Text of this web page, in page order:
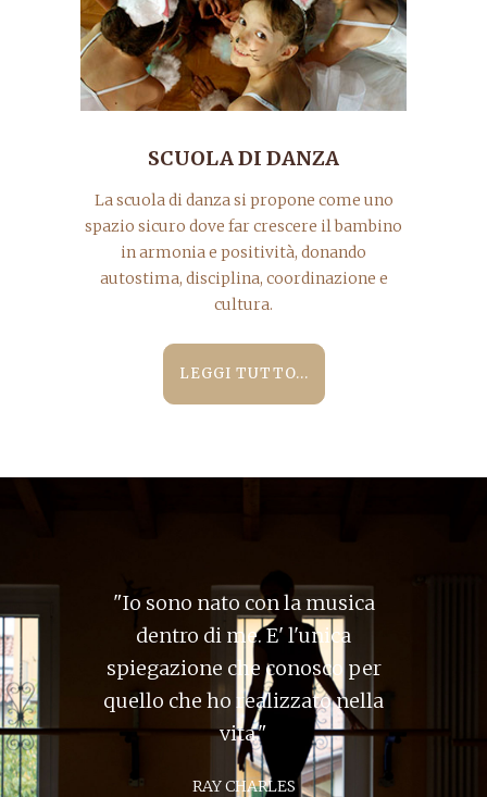
SCUOLA DI DANZA
La scuola di danza si propone come uno
spazio sicuro dove far crescere il bambino
in armonia e positività, donando
autostima, disciplina, coordinazione e
cultura.
LEGGI TUTTO...
"E' l'arte suprema dell'insegnante,
risvegliare la gioia della creatività
e della conoscenza."
ALBERT EINSTEIN
"Io sono nato con la musica
dentro di me. E' l'unica
spiegazione che conosco per
quello che ho realizzato nella
vita."
RAY CHARLES